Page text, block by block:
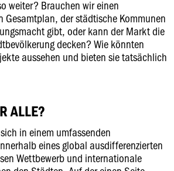
weiter? Brauchen wir einen
Gesamtplan, der städtische Kommunen
gibt, oder kann der Markt die
decken? Wie könnten
aussehen und bieten sie tatsächlich
ALLE?
in einem umfassenden
eines global ausdifferenzierten
Wettbewerb und internationale